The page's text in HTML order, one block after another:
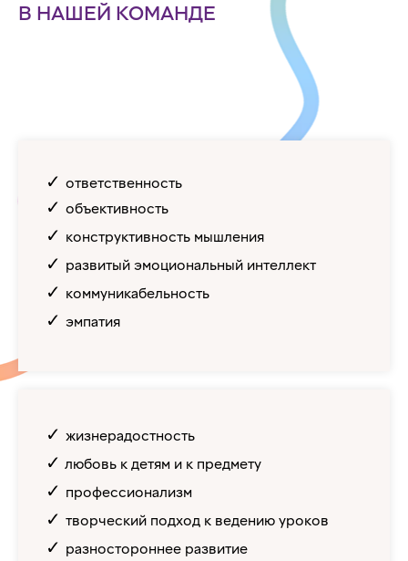
В НАШЕЙ КОМАНДЕ
✓ ответственность
✓ объективность
✓ конструктивность мышления
✓ развитый эмоциональный интеллект
✓ коммуникабельность
✓ эмпатия
✓ жизнерадостность
✓ любовь к детям и к предмету
✓ профессионализм
✓ творческий подход к ведению уроков
✓ разностороннее развитие